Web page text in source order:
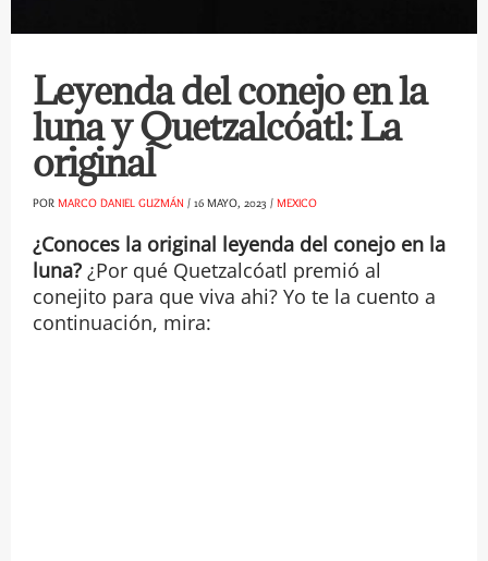
Leyenda del conejo en la
luna y Quetzalcóatl: La
original
POR MARCO DANIEL GUZMÁN / 16 MAYO, 2023 / MEXICO
¿Conoces la original leyenda del conejo en la
luna? ¿Por qué Quetzalcóatl premió al
conejito para que viva ahi? Yo te la cuento a
continuación, mira: